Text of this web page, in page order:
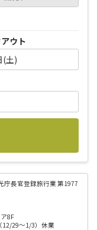
ウト
(土)
庁長官登録旅行業 第1977
8F
12/29～1/3）休業